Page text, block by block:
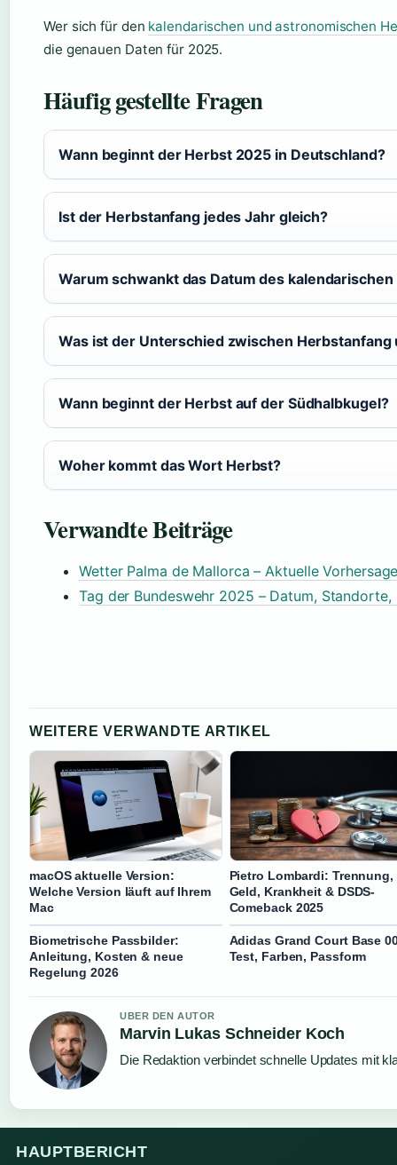
Wer sich für den kalendarischen und astronomischen
die genauen Daten für 2025.
Häufig gestellte Fragen
Wann beginnt der Herbst 2025 in Deutschland?
Ist der Herbstanfang jedes Jahr gleich?
Warum schwankt das Datum des
Was ist der Unterschied zwischen Herbstanfang
Wann beginnt der Herbst auf der Südhalbkugel?
Woher kommt das Wort Herbst?
Verwandte Beiträge
Wetter Palma de Mallorca – Aktuelle
Tag der Bundeswehr 2025 – Datum,
WEITERE VERWANDTE ARTIKEL
macOS aktuelle Version:
Welche Version läuft auf Ihrem
Mac
Pietro Lombardi: Trennung,
Geld, Krankheit & DSDS-
Comeback 2025
Biometrische Passbilder:
Anleitung, Kosten & neue
Regelung 2026
Adidas Grand Court Base
Test, Farben, Passform
UBER DEN AUTOR
Marvin Lukas Schneider Koch
Die Redaktion verbindet schnelle Updates mit
HAUPTBERICHT